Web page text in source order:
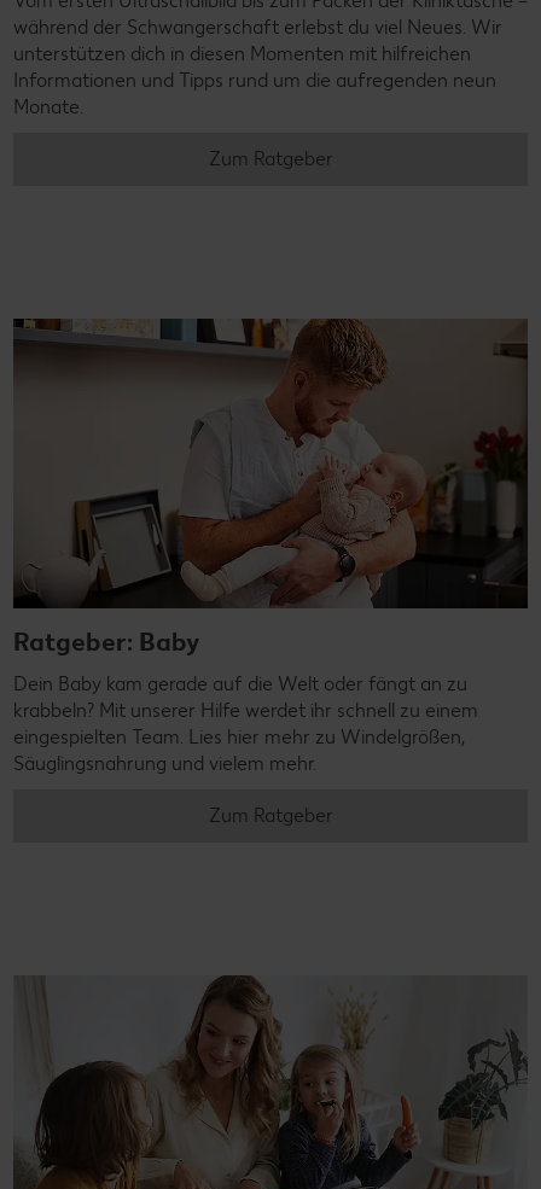
während der Schwangerschaft erlebst du viel Neues. Wir
unterstützen dich in diesen Momenten mit hilfreichen
Informationen und Tipps rund um die aufregenden neun
Monate.
Zum Ratgeber
Ratgeber: Baby
Dein Baby kam gerade auf die Welt oder fängt an zu
krabbeln? Mit unserer Hilfe werdet ihr schnell zu einem
eingespielten Team. Lies hier mehr zu Windelgrößen,
Säuglingsnahrung und vielem mehr.
Zum Ratgeber